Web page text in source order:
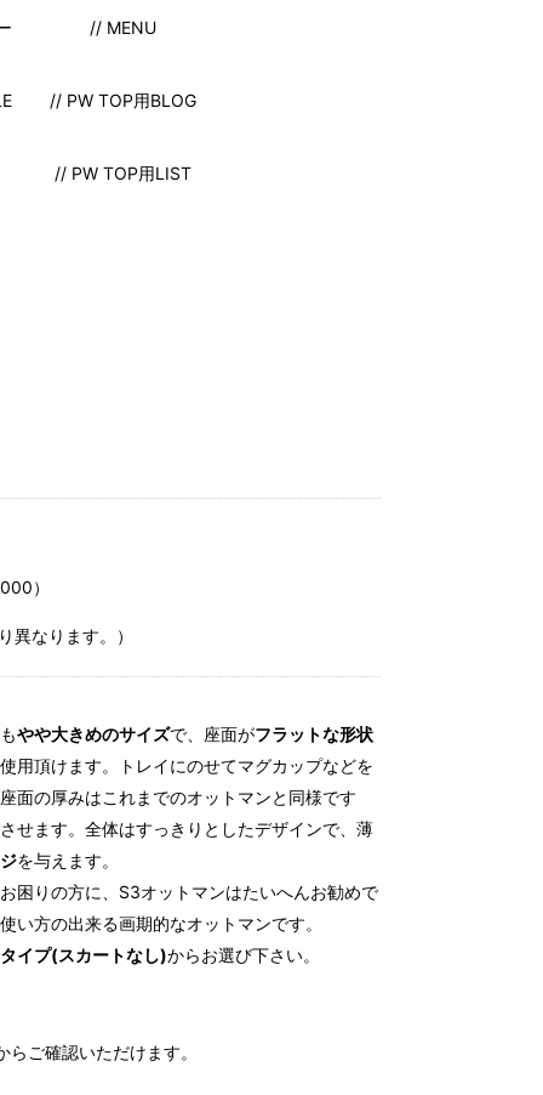
// MENU
// PW TOP用BLOG
// PW TOP用LIST
）
異なります。）
やや大きめのサイズで、座面がフラットな形状
用頂けます。トレイにのせてマグカップなどを
面の厚みはこれまでのオットマンと同様です
せます。全体はすっきりとしたデザインで、薄
を与えます。
困りの方に、S3オットマンはたいへんお勧めで
い方の出来る画期的なオットマンです。
イプ(スカートなし)からお選び下さい。
らご確認いただけます。